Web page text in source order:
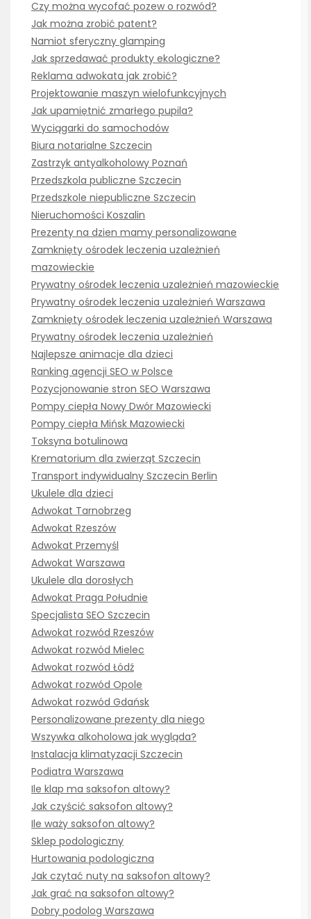
Czy można wycofać pozew o rozwód?
Jak można zrobić patent?
Namiot sferyczny glamping
Jak sprzedawać produkty ekologiczne?
Reklama adwokata jak zrobić?
Projektowanie maszyn wielofunkcyjnych
Jak upamiętnić zmarłego pupila?
Wyciągarki do samochodów
Biura notarialne Szczecin
Zastrzyk antyalkoholowy Poznań
Przedszkola publiczne Szczecin
Przedszkole niepubliczne Szczecin
Nieruchomości Koszalin
Prezenty na dzien mamy personalizowane
Zamknięty ośrodek leczenia uzależnień
mazowieckie
Prywatny ośrodek leczenia uzależnień mazowieckie
Prywatny ośrodek leczenia uzależnień Warszawa
Zamknięty ośrodek leczenia uzależnień Warszawa
Prywatny ośrodek leczenia uzależnień
Najlepsze animacje dla dzieci
Ranking agencji SEO w Polsce
Pozycjonowanie stron SEO Warszawa
Pompy ciepła Nowy Dwór Mazowiecki
Pompy ciepła Mińsk Mazowiecki
Toksyna botulinowa
Krematorium dla zwierząt Szczecin
Transport indywidualny Szczecin Berlin
Ukulele dla dzieci
Adwokat Tarnobrzeg
Adwokat Rzeszów
Adwokat Przemyśl
Adwokat Warszawa
Ukulele dla dorosłych
Adwokat Praga Południe
Specjalista SEO Szczecin
Adwokat rozwód Rzeszów
Adwokat rozwód Mielec
Adwokat rozwód Łódź
Adwokat rozwód Opole
Adwokat rozwód Gdańsk
Personalizowane prezenty dla niego
Wszywka alkoholowa jak wygląda?
Instalacja klimatyzacji Szczecin
Podiatra Warszawa
Ile klap ma saksofon altowy?
Jak czyścić saksofon altowy?
Ile waży saksofon altowy?
Sklep podologiczny
Hurtowania podologiczna
Jak czytać nuty na saksofon altowy?
Jak grać na saksofon altowy?
Dobry podolog Warszawa